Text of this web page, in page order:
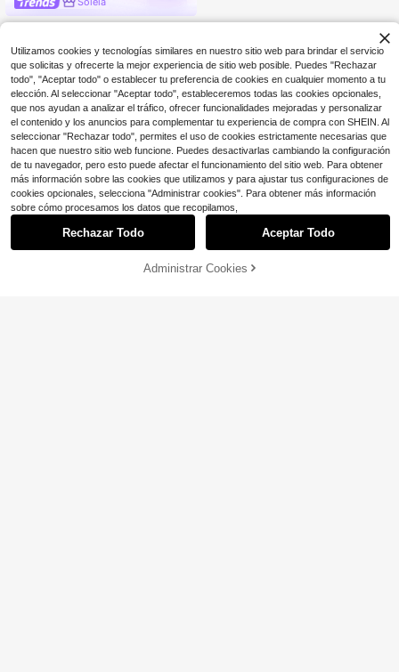
Lo sentimos, este producto está agotado.
Mostrar artículos similares con stock Ver todo
AGOTADO
Utilizamos cookies y tecnologías similares en nuestro sitio web para brindar el servicio
que solicitas y ofrecerte la mejor experiencia de sitio web posible. Puedes "Rechazar
todo", "Aceptar todo" o establecer tu preferencia de cookies en cualquier momento a tu
elección. Al seleccionar "Aceptar todo", estableceremos todas las cookies opcionales,
que nos ayudan a analizar el tráfico, ofrecer funcionalidades mejoradas y personalizar
el contenido y los anuncios para complementar tu experiencia de compra con SHEIN. Al
seleccionar "Rechazar todo", permites el uso de cookies estrictamente necesarias que
hacen que nuestro sitio web funcione. Puedes desactivarlas cambiando la configuración
de tu navegador, pero esto puede afectar el funcionamiento del sitio web. Para obtener
más información sobre las cookies que utilizamos y para ajustar tus configuraciones de
cookies opcionales, selecciona "Administrar cookies". Para obtener más información
sobre cómo procesamos los datos que recopilamos,
Rechazar Todo Aceptar Todo
Administrar Cookies